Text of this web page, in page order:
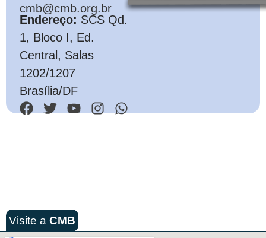
cmb@cmb.org.br
Endereço: SCS Qd.
1, Bloco I, Ed.
Central, Salas
1202/1207
Brasília/DF
Visite a CMB